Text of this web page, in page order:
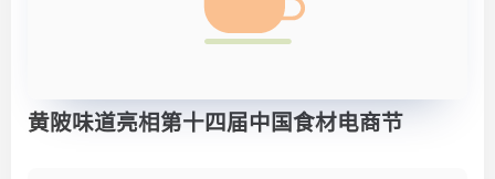
黄陂味道亮相第十四届中国食材电商节